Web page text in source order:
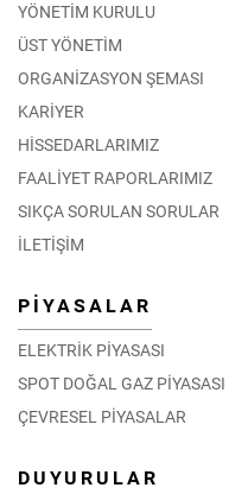
YÖNETİM KURULU
ÜST YÖNETİM
ORGANİZASYON ŞEMASI
KARİYER
HİSSEDARLARIMIZ
FAALİYET RAPORLARIMIZ
SIKÇA SORULAN SORULAR
İLETİŞİM
PİYASALAR
ELEKTRİK PİYASASI
SPOT DOĞAL GAZ PİYASASI
ÇEVRESEL PİYASALAR
DUYURULAR